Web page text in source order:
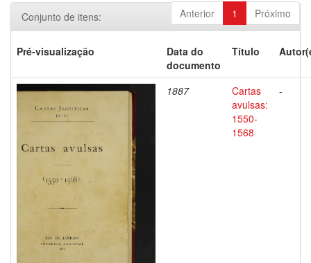
Anterior 1 Próximo
Conjunto de itens:
Pré-visualização
Data do
documento
Título
1887
Cartas
avulsas:
1550-
1568
-